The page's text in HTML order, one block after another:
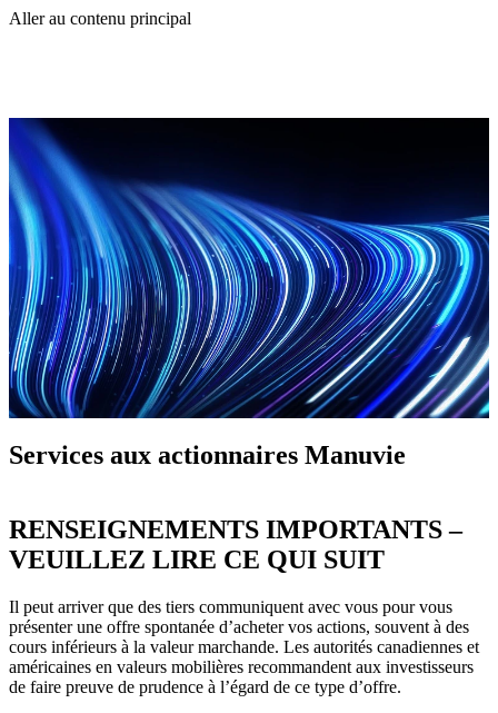
Aller au contenu principal
Services aux actionnaires Manuvie
RENSEIGNEMENTS IMPORTANTS –
VEUILLEZ LIRE CE QUI SUIT
Il peut arriver que des tiers communiquent avec vous pour vous
présenter une offre spontanée d’acheter vos actions, souvent à des
cours inférieurs à la valeur marchande. Les autorités canadiennes et
américaines en valeurs mobilières recommandent aux investisseurs
de faire preuve de prudence à l’égard de ce type d’offre.